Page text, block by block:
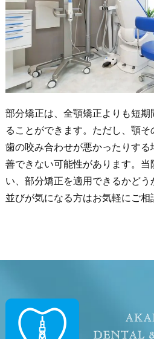
部分矯正は、全顎矯正よりも短
ることができます。ただし、顎
歯の咬み合わせが悪かったりす
善できない可能性があります。
い、部分矯正を適用できるかど
並びが気になる方はお気軽にご相